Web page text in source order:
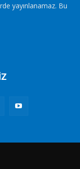
yayınlanamaz. Bu